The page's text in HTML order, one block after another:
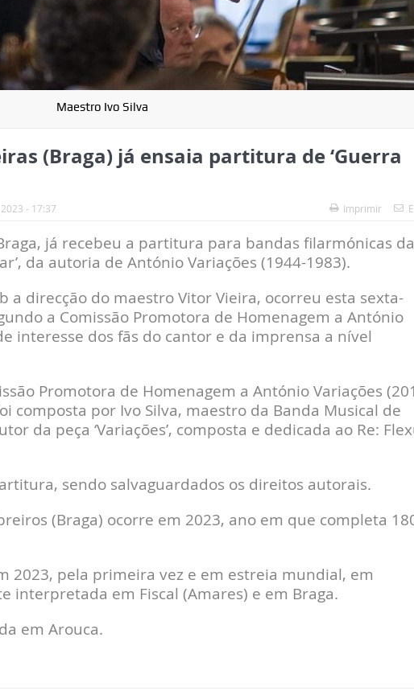
Maestro Ivo Silva
(Braga) já ensaia partitura de ‘Guerra
- 17:37 Imprimir
já recebeu a partitura para bandas filarmónicas da
da autoria de António Variações (1944-1983).
a direcção do maestro Vitor Vieira, ocorreu esta sexta-
a Comissão Promotora de Homenagem a António
interesse dos fãs do cantor e da imprensa a nível
Promotora de Homenagem a António Variações
composta por Ivo Silva, maestro da Banda Musical de
da peça ‘Variações’, composta e dedicada ao Re:
sendo salvaguardados os direitos autorais.
(Braga) ocorre em 2023, ano em que completa
2023, pela primeira vez e em estreia mundial, em
interpretada em Fiscal (Amares) e em Braga.
em Arouca.